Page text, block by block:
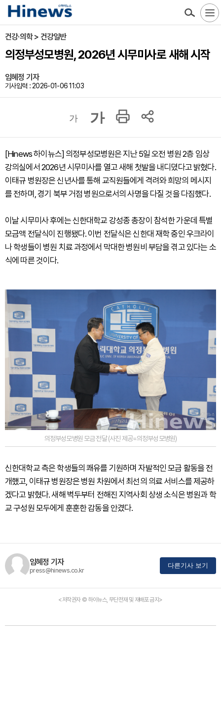
건강·의학 > 건강일반
의정부성모병원, 2026년 시무미사로 새해 시작
임혜정 기자
기사입력 : 2026-01-06 11:03
가 가
[Hinews 하이뉴스] 의정부성모병원은 지난 5일 오전 병원 2층 임상
강의실에서 2026년 시무미사를 열고 새해 첫발을 내디뎠다고 밝혔다.
이태규 병원장은 신년사를 통해 교직원들에게 격려와 희망의 메시지
를 전하며, 경기 북부 거점 병원으로서의 사명을 다질 것을 다짐했다.
이날 시무미사 후에는 신한대학교 강성종 총장이 참석한 가운데 특별
모금액 전달식이 진행됐다. 이번 전달식은 신한대 재학 중인 우크라이
나 학생들이 병원 치료 과정에서 막대한 병원비 부담을 겪고 있다는 소
식에 따른 것이다.
의정부성모병원 모금 전달 (사진 제공=의정부성모병원)
신한대학교 측은 학생들의 쾌유를 기원하며 자발적인 모금 활동을 전
개했고, 이태규 병원장은 병원 차원에서 최선의 의료 서비스를 제공하
겠다고 밝혔다. 새해 벽두부터 전해진 지역사회 상생 소식은 병원과 학
교 구성원 모두에게 훈훈한 감동을 안겼다.
임혜정 기자
press@hinews.co.kr
다른기사 보기
<저작권자 © 하이뉴스, 무단전재 및 재배포 금지>